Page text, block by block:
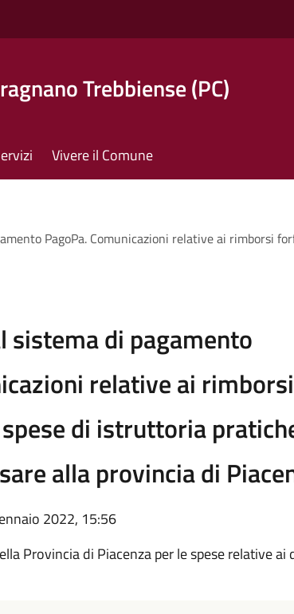
Trebbiense (PC)
Vivere il Comune
PagoPa. Comunicazioni relative ai rimborsi
sistema di pagamento
relative ai rimborsi
di istruttoria
alla provincia di
2022, 15:56
Provincia di Piacenza per le spese relative ai